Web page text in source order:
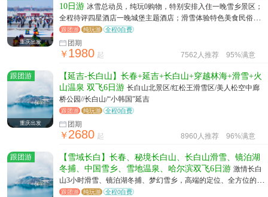
重庆出发
10日游 冰雪总动员，纯玩0购物，特别安排入住一晚雪乡景区；
全程待评四星酒店一晚城堡主题酒店；滑雪体验特色美食民俗体
验让你惊喜不断
跟团游 纯玩游 全程0自费
团期
￥1980 起 7562人推荐 95%满意
跟团游
重庆出发
【延吉-长白山】长春+延吉+长白山+穿越林海+滑雪+火
山温泉 双飞6日游 长白山北景区/红松王滑雪区/美人松空中廊
桥公园//长白山/“小韩国”延吉
跟团游 纯玩游 全程0自费
团期
￥2680 起 8960人推荐 96%满意
跟团游
【雪域长白】长春、秘境长白山、长白山滑雪、镜泊湖
冬捕、中国雪乡、雪地温泉、哈尔滨双飞6日游 激情长白
山3小时滑雪、镜泊湖冬捕、梦幻雪乡，高端的定位、全方位的旅
行， 吉黑环线，不走回头路、黑龙江、吉林两省精华景点一个不
跟团游 纯玩游 全程0自费